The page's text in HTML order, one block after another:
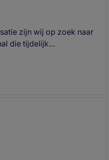
zijn wij op zoek naar
die tijdelijk
en
zelfstandige opdracht
processen rondom